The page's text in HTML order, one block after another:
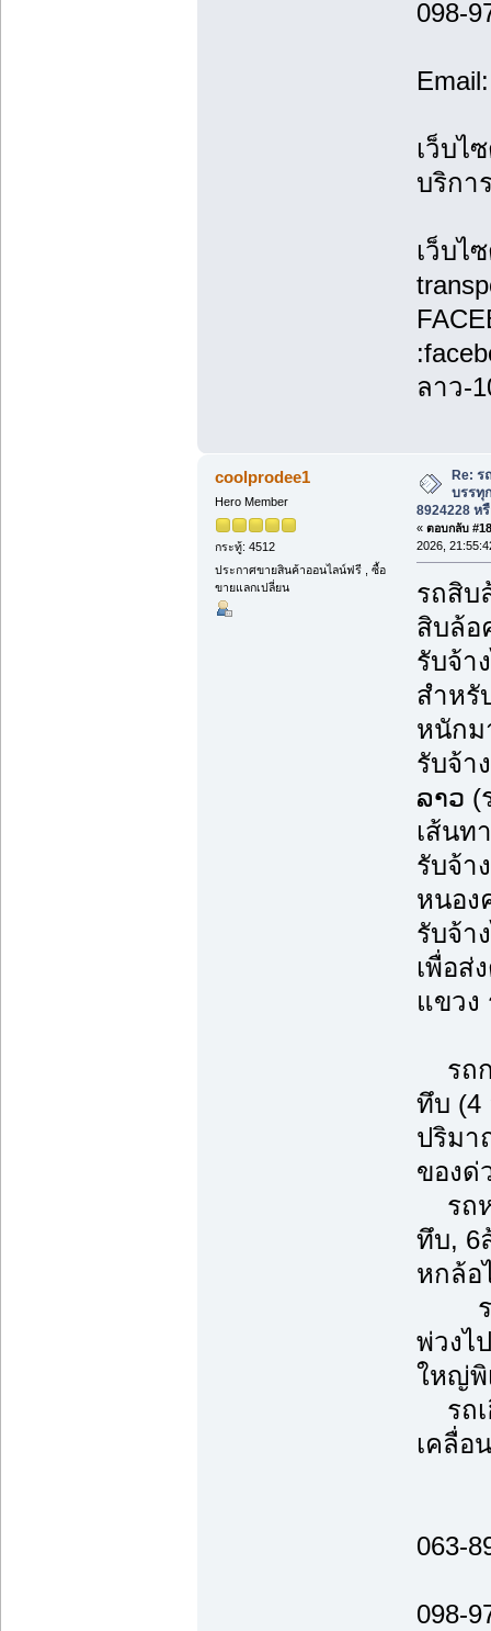
098-
เว็บไ
บริกา
เว็บไ
ลาว-
coolprodee1
Hero Member
กระทู้: 4512
ประกาศขายสินค้าออนไลน์ฟรี , ซื้อ
ขายแลกเปลี่ยน
Re: ร
บรรทุ
8924228 ห
« ตอบกลับ
2026,
รถสิบ
สิบล้อ
รับจ้า
สำหรั
หนักม
รับจ้า
ລາວ (
เส้นท
รับจ้า
หนอง
รับจ้า
เพื่อส่
แขวง
รถก
ทึบ (4
ปริมา
ของด่
รถห
ทึบ, 6
หกล้อ
รถพ่
พ่วงไ
ใหญ่พิ
รถเ
เคลื่อ
063-
098-